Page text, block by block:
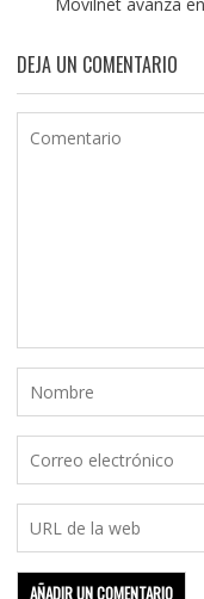
DEJA UN COMENTARIO